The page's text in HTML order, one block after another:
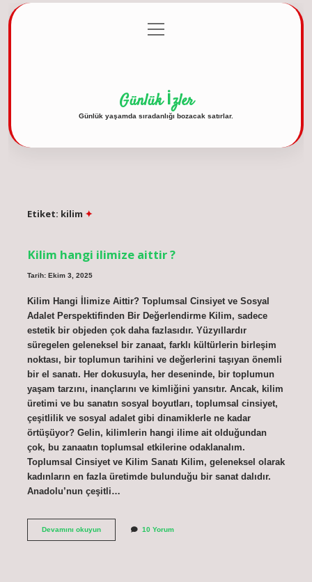
Gizlilik Politikası
menüyü
aç
Günlük İzler
Günlük yaşamda sıradanlığı bozacak satırlar.
Etiket: kilim
Kilim hangi ilimize aittir ?
Tarih: Ekim 3, 2025
Kilim Hangi İlimize Aittir? Toplumsal Cinsiyet ve Sosyal
Adalet Perspektifinden Bir Değerlendirme Kilim, sadece
estetik bir objeden çok daha fazlasıdır. Yüzyıllardır
süregelen geleneksel bir zanaat, farklı kültürlerin birleşim
noktası, bir toplumun tarihini ve değerlerini taşıyan önemli
bir el sanatı. Her dokusuyla, her deseninde, bir toplumun
yaşam tarzını, inançlarını ve kimliğini yansıtır. Ancak, kilim
üretimi ve bu sanatın sosyal boyutları, toplumsal cinsiyet,
çeşitlilik ve sosyal adalet gibi dinamiklerle ne kadar
örtüşüyor? Gelin, kilimlerin hangi ilime ait olduğundan
çok, bu zanaatın toplumsal etkilerine odaklanalım.
Toplumsal Cinsiyet ve Kilim Sanatı Kilim, geleneksel olarak
kadınların en fazla üretimde bulunduğu bir sanat dalıdır.
Anadolu’nun çeşitli…
Devamını okuyunKilim
10 Yorum